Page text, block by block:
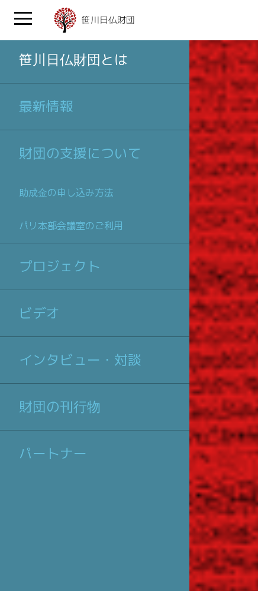
笹川日仏財団とは
最新情報
財団の支援について
助成金の申し込み方法
パリ本部会議室のご利用
プロジェクト
ビデオ
インタビュー・対談
財団の刊行物
パートナー